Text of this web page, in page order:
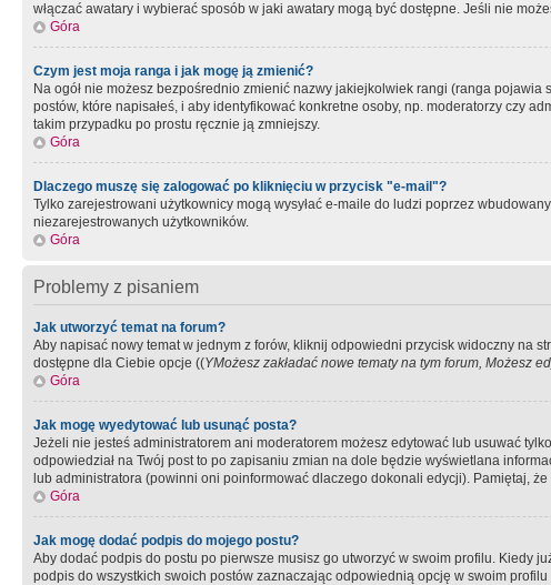
włączać awatary i wybierać sposób w jaki awatary mogą być dostępne. Jeśli nie
Góra
Czym jest moja ranga i jak mogę ją zmienić?
Na ogół nie możesz bezpośrednio zmienić nazwy jakiejkolwiek rangi (ranga
postów, które napisałeś, i aby identyfikować konkretne osoby, np. moderatorzy czy
takim przypadku po prostu ręcznie ją zmniejszy.
Góra
Dlaczego muszę się zalogować po kliknięciu w przycisk "e-mail"?
Tylko zarejestrowani użytkownicy mogą wysyłać e-maile do ludzi poprzez
niezarejestrowanych użytkowników.
Góra
Problemy z pisaniem
Jak utworzyć temat na forum?
Aby napisać nowy temat w jednym z forów, kliknij odpowiedni przycisk widoczny na
dostępne dla Ciebie opcje ((YMożesz zakładać nowe tematy na tym forum, Możesz
Góra
Jak mogę wyedytować lub usunąć posta?
Jeżeli nie jesteś administratorem ani moderatorem możesz edytować lub usuwać
odpowiedział na Twój post to po zapisaniu zmian na dole będzie wyświetlana
lub administratora (powinni oni poinformować dlaczego dokonali edycji). Pamiętaj,
Góra
Jak mogę dodać podpis do mojego postu?
Aby dodać podpis do postu po pierwsze musisz go utworzyć w swoim profilu. Kiedy
podpis do wszystkich swoich postów zaznaczając odpowiednią opcję w swoim